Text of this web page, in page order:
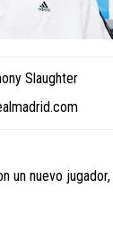
Slaughter
un nuevo